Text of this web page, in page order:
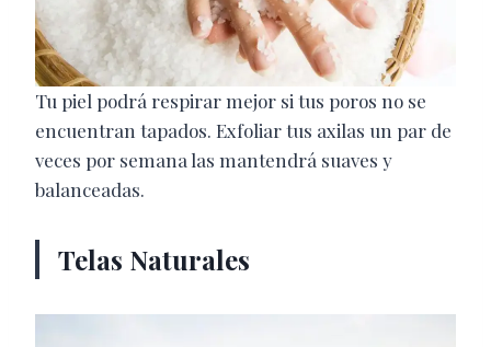
Tu piel podrá respirar mejor si tus poros no se
encuentran tapados. Exfoliar tus axilas un par de
veces por semana las mantendrá suaves y
balanceadas.
Telas Naturales